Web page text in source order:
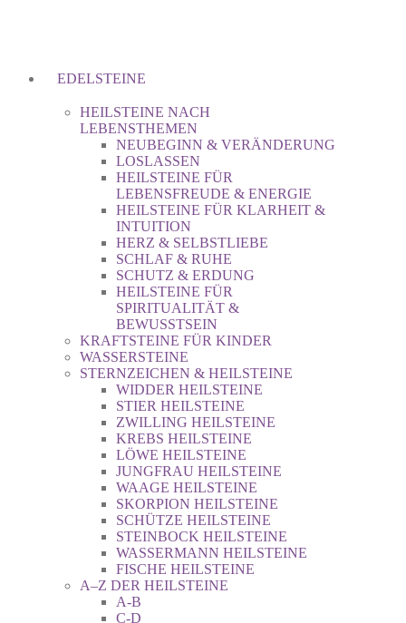
EDELSTEINE
HEILSTEINE NACH
LEBENSTHEMEN
NEUBEGINN & VERÄNDERUNG
LOSLASSEN
HEILSTEINE FÜR
LEBENSFREUDE & ENERGIE
HEILSTEINE FÜR KLARHEIT &
INTUITION
HERZ & SELBSTLIEBE
SCHLAF & RUHE
SCHUTZ & ERDUNG
HEILSTEINE FÜR
SPIRITUALITÄT &
BEWUSSTSEIN
KRAFTSTEINE FÜR KINDER
WASSERSTEINE
STERNZEICHEN & HEILSTEINE
WIDDER HEILSTEINE
STIER HEILSTEINE
ZWILLING HEILSTEINE
KREBS HEILSTEINE
LÖWE HEILSTEINE
JUNGFRAU HEILSTEINE
WAAGE HEILSTEINE
SKORPION HEILSTEINE
SCHÜTZE HEILSTEINE
STEINBOCK HEILSTEINE
WASSERMANN HEILSTEINE
FISCHE HEILSTEINE
A–Z DER HEILSTEINE
A-B
C-D